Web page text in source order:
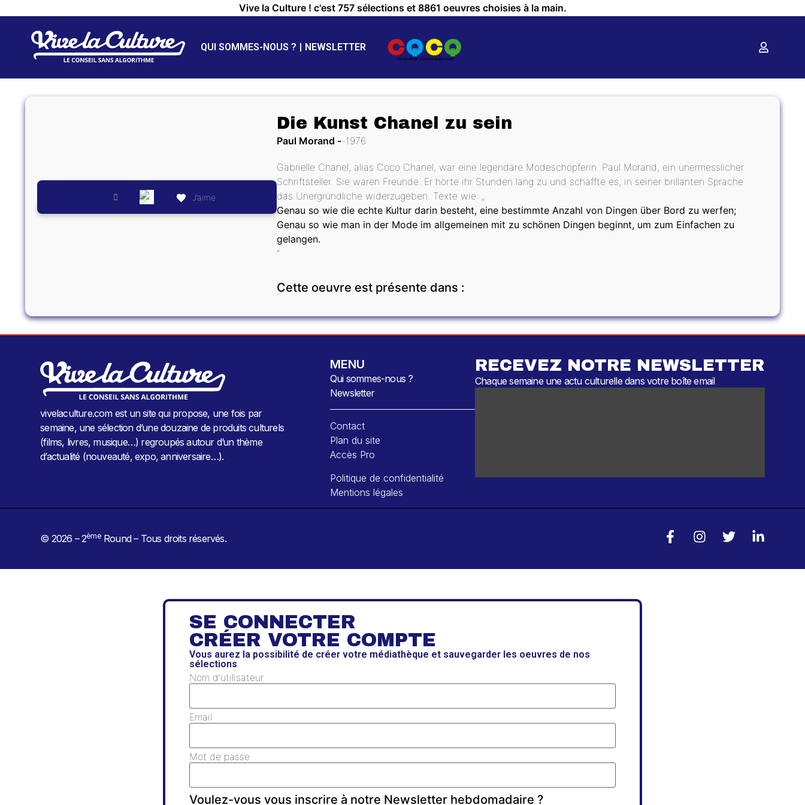
Vive la Culture ! c'est 757 sélections et 8861 oeuvres choisies à la main.
QUI SOMMES-NOUS ? NEWSLETTER
J’aime
Die Kunst Chanel zu sein
Paul Morand 1976
Gabrielle Chanel, alias Coco Chanel, war eine legendäre Modeschöpferin. Paul Morand, ein unermesslicher
Schriftsteller. Sie waren Freunde. Er hörte ihr Stunden lang zu und schaffte es, in seiner brillanten Sprache
das Unergründliche widerzugeben. Texte wie: „
Genau so wie die echte Kultur darin besteht, eine bestimmte Anzahl von Dingen über Bord zu werfen;
Genau so wie man in der Mode im allgemeinen mit zu schönen Dingen beginnt, um zum Einfachen zu
gelangen.
“
Cette oeuvre est présente dans :
vivelaculture.com est un site qui propose, une fois par
semaine, une sélection d’une douzaine de produits culturels
(films, livres, musique…) regroupés autour d’un thème
d’actualité (nouveauté, expo, anniversaire…).
MENU
Qui sommes-nous ?
Newsletter
Contact
Plan du site
Accès Pro
Politique de confidentialité
Mentions légales
RECEVEZ NOTRE NEWSLETTER
Chaque semaine une actu culturelle dans votre boîte email
© 2026 – 2èmeRound – Tous droits réservés.
SE CONNECTER
CRÉER VOTRE COMPTE
Vous aurez la possibilité de créer votre médiathèque et sauvegarder les oeuvres de nos
sélections
Nom d'utilisateur
Email
Mot de passe
Voulez-vous vous inscrire à notre Newsletter hebdomadaire ?